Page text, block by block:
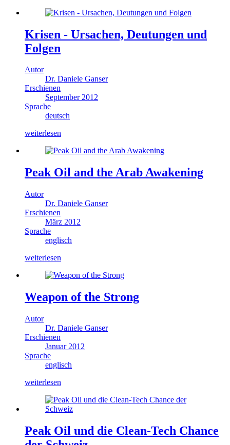
Krisen - Ursachen, Deutungen und
Folgen
Autor
Dr. Daniele Ganser
Erschienen
September 2012
Sprache
deutsch
weiterlesen
Peak Oil and the Arab Awakening
Autor
Dr. Daniele Ganser
Erschienen
März 2012
Sprache
englisch
weiterlesen
Weapon of the Strong
Autor
Dr. Daniele Ganser
Erschienen
Januar 2012
Sprache
englisch
weiterlesen
Peak Oil und die Clean-Tech Chance